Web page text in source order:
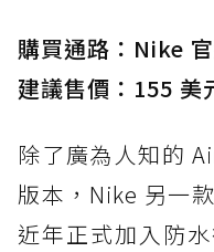
購買通路：Nike 官
建議售價：155 美
除了廣為人知的
版本，Nike 另一
近年正式加入防